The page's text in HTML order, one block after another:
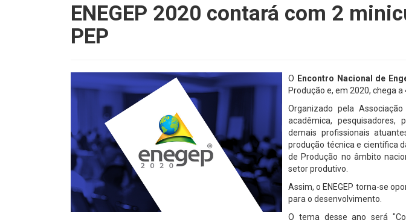
ENEGEP 2020 contará com 2
PEP
O Encontro Nacional de
Produção e, em 2020, chega a
Organizado pela
acadêmica, pesquisadores,
demais profissionais
produção técnica e científica
de Produção no âmbito
setor produtivo.
Assim, o ENEGEP torna-se
para o desenvolvimento.
O tema desse ano será